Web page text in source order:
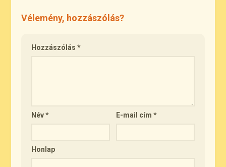
Vélemény, hozzászólás?
Hozzászólás*
Név* E-mail cím*
Honlap